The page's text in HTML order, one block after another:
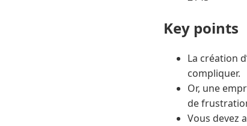
Key points
La création
compliquer.
Or, une
de
Vous devez